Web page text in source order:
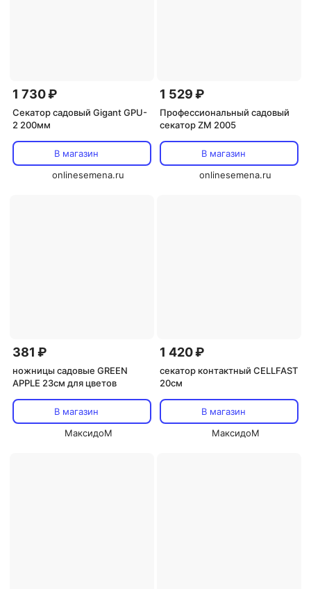
1 730 ₽
Секатор садовый Gigant GPU-
2 200мм
В магазин
onlinesemena.ru
1 529 ₽
Профессиональный садовый
секатор ZM 2005
В магазин
onlinesemena.ru
381 ₽
ножницы садовые GREEN
APPLE 23см для цветов
В магазин
МаксидоМ
1 420 ₽
секатор контактный CELLFAST
20см
В магазин
МаксидоМ